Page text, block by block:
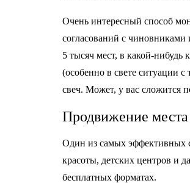
Очень интересный способ
согласований с чиновниками
5 тысяч мест, в какой-нибудь
(особенно в свете ситуации
свеч. Может, у вас сложится
Продвижение места
Один из самых эффективных
красоты, детских центров и
бесплатных форматах.